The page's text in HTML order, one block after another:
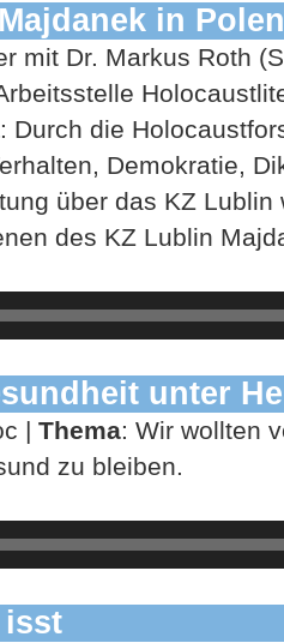
in
mit Dr. Markus Roth
: Durch die
Demokratie,
über das KZ
des KZ Lublin
unter
| Thema: Wir wollten
zu bleiben.
isst